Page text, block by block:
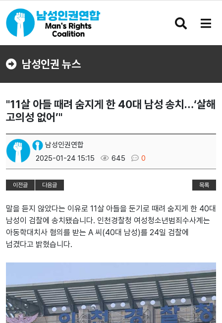
검
버
메
버
남성인권 뉴스
"11살 아들 때려 숨지게 한 40대 남성 송치…‘살해
고의성 없어’"
남성인권연합
2025-01-24 15:15
645 0
이전글 다음글 목록
말을 듣지 않았다는 이유로 11살 아들을 둔기로 때려 숨지게 한 40대
남성이 검찰에 송치됐습니다. 인천경찰청 여성청소년범죄수사계는
아동학대치사 혐의를 받는 A 씨(40대 남성)를 24일 검찰에
넘겼다고 밝혔습니다.